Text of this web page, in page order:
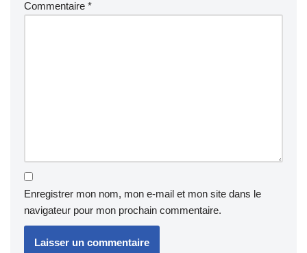
Commentaire *
Enregistrer mon nom, mon e-mail et mon site dans le
navigateur pour mon prochain commentaire.